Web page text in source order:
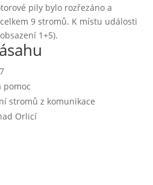
pily bylo rozřezáno a
9 stromů. K místu události
1+5).
pomoc
stromů z komunikace
Orlicí